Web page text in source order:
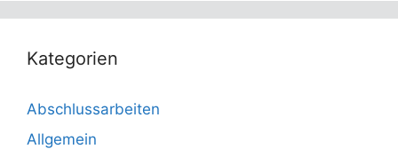
Kategorien
Abschlussarbeiten
Allgemein